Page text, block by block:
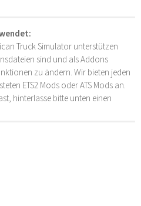
Truck Simulator unterstützen
sind und als Addons
zu ändern. Wir bieten jeden
ETS2 Mods oder ATS Mods an.
hinterlasse bitte unten einen